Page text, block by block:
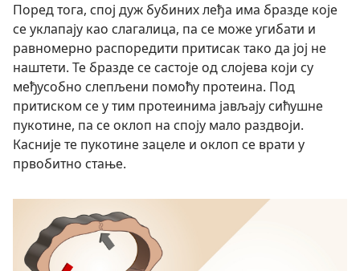
Поред тога, спој дуж бубиних леђа има бразде које
се уклапају као слагалица, па се може угибати и
равномерно распоредити притисак тако да јој не
наштети. Те бразде се састоје од слојева који су
међусобно слепљени помоћу протеина. Под
притиском се у тим протеинима јављају сићушне
пукотине, па се оклоп на споју мало раздвоји.
Касније те пукотине зацеле и оклоп се врати у
првобитно стање.